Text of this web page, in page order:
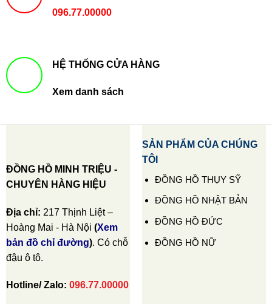
096.77.00000
HỆ THỐNG CỬA HÀNG
Xem danh sách
ĐỒNG HỒ MINH TRIỆU -
CHUYÊN HÀNG HIỆU
Địa chỉ: 217 Thịnh Liệt –
Hoàng Mai - Hà Nội (Xem
bản đồ chỉ đường). Có chỗ
đậu ô tô.
Hotline/ Zalo: 096.77.00000
SẢN PHẨM CỦA CHÚNG
TÔI
ĐỒNG HỒ THỤY SỸ
ĐỒNG HỒ NHẬT BẢN
ĐỒNG HỒ ĐỨC
ĐỒNG HỒ NỮ